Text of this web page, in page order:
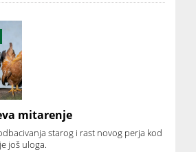
mitarenje
starog i rast novog perja kod
još uloga.